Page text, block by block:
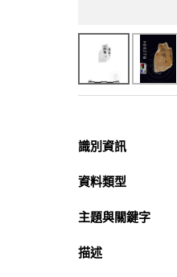
識別資訊
資料類型
主題與關鍵字
描述